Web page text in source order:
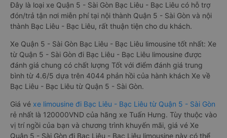
Đây là loại xe Quận 5 - Sài Gòn Bạc Liêu - Bạc Liêu có hỗ trợ
đón/trả tận nơi miễn phí tại nội thành Quận 5 - Sài Gòn và nội
thành Bạc Liêu - Bạc Liêu, rất thuận tiện cho du khách.
Xe Quận 5 - Sài Gòn Bạc Liêu - Bạc Liêu limousine tốt nhất: Xe
từ Quận 5 - Sài Gòn đi Bạc Liêu - Bạc Liêu limousine được
đánh giá chung có chất lượng Tốt với điểm đánh giá trung
bình từ 4.6/5 dựa trên 4044 phản hồi của hành khách Xe về
Bạc Liêu - Bạc Liêu từ Quận 5 - Sài Gòn.
Giá vé xe limousine đi Bạc Liêu - Bạc Liêu từ Quận 5 - Sài Gòn
rẻ nhất là 120000VND của hãng xe Tuấn Hưng. Tùy thuộc vào
vị trí ngồi của bạn và chương trình khuyến mãi, giá vé Xe
Quận 5 - Sài Gòn đi Bạc Liêu - Bạc Liêu limousine này có thể